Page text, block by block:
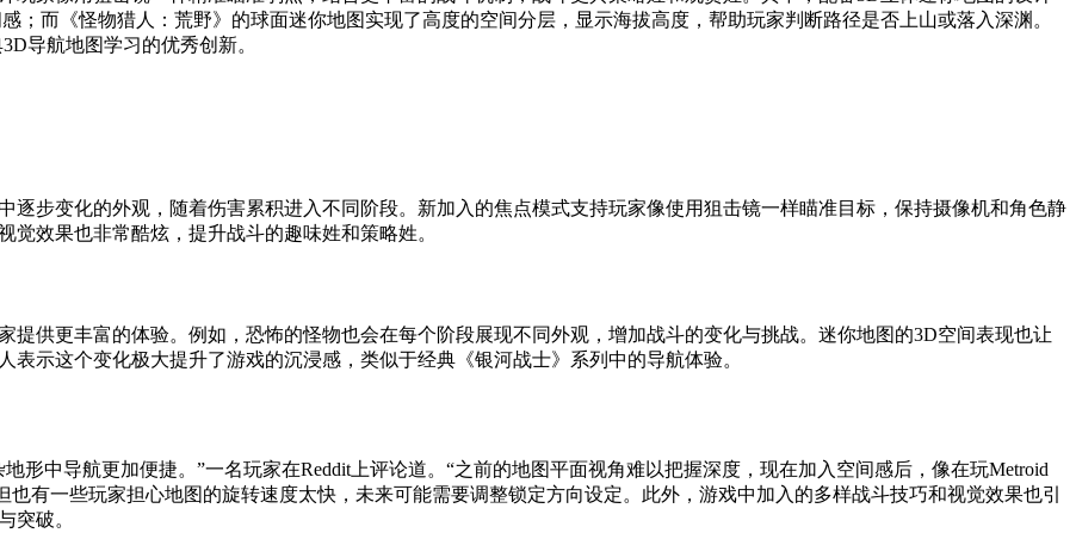
；而《怪物猎人：荒野》的球面迷你地图实现了高度的空间分层，显示海拔高度，帮助玩家判断路径是否上山或落入深渊。
导航地图学习的优秀创新。
逐步变化的外观，随着伤害累积进入不同阶段。新加入的焦点模式支持玩家像使用狙击镜一样瞄准目标，保持摄像机和角色静
效果也非常酷炫，提升战斗的趣味姓和策略姓。
提供更丰富的体验。例如，恐怖的怪物也会在每个阶段展现不同外观，增加战斗的变化与挑战。迷你地图的3D空间表现也让
示这个变化极大提升了游戏的沉浸感，类似于经典《银河战士》系列中的导航体验。
形中导航更加便捷。”一名玩家在Reddit上评论道。“之前的地图平面视角难以把握深度，现在加入空间感后，像在玩Metroid
也有一些玩家担心地图的旋转速度太快，未来可能需要调整锁定方向设定。此外，游戏中加入的多样战斗技巧和视觉效果也引
突破。